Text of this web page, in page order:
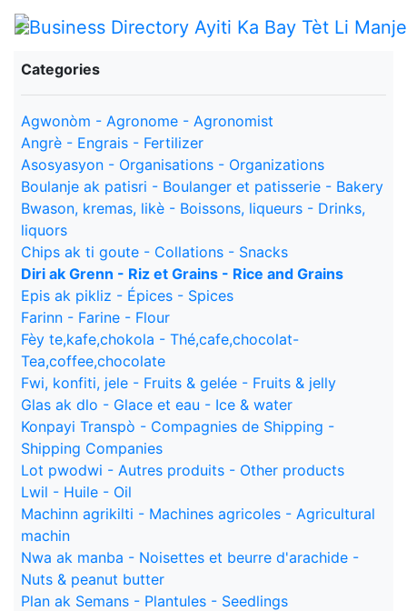
Categories
Agwonòm - Agronome - Agronomist
Angrè - Engrais - Fertilizer
Asosyasyon - Organisations - Organizations
Boulanje ak patisri - Boulanger et patisserie - Bakery
Bwason, kremas, likè - Boissons, liqueurs - Drinks,
liquors
Chips ak ti goute - Collations - Snacks
Diri ak Grenn - Riz et Grains - Rice and Grains
Epis ak pikliz - Épices - Spices
Farinn - Farine - Flour
Fèy te,kafe,chokola - Thé,cafe,chocolat-
Tea,coffee,chocolate
Fwi, konfiti, jele - Fruits & gelée - Fruits & jelly
Glas ak dlo - Glace et eau - Ice & water
Konpayi Transpò - Compagnies de Shipping -
Shipping Companies
Lot pwodwi - Autres produits - Other products
Lwil - Huile - Oil
Machinn agrikilti - Machines agricoles - Agricultural
machin
Nwa ak manba - Noisettes et beurre d'arachide -
Nuts & peanut butter
Plan ak Semans - Plantules - Seedlings